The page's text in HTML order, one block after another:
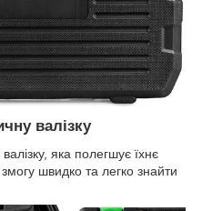
валізку
яка полегшує їхнє
швидко та легко знайти